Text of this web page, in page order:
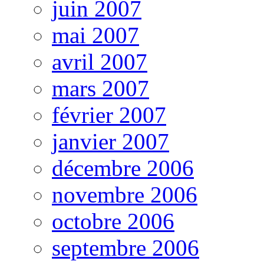
juin 2007
mai 2007
avril 2007
mars 2007
février 2007
janvier 2007
décembre 2006
novembre 2006
octobre 2006
septembre 2006